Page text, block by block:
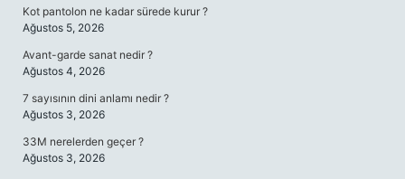
Kot pantolon ne kadar sürede kurur ?
Ağustos 5, 2026
Avant-garde sanat nedir ?
Ağustos 4, 2026
7 sayısının dini anlamı nedir ?
Ağustos 3, 2026
33M nerelerden geçer ?
Ağustos 3, 2026